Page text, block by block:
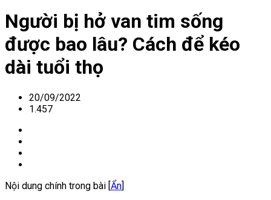
Người bị hở van tim sống
được bao lâu? Cách để kéo
dài tuổi thọ
20/09/2022
1.457
Nội dung chính trong bài [Ẩn]